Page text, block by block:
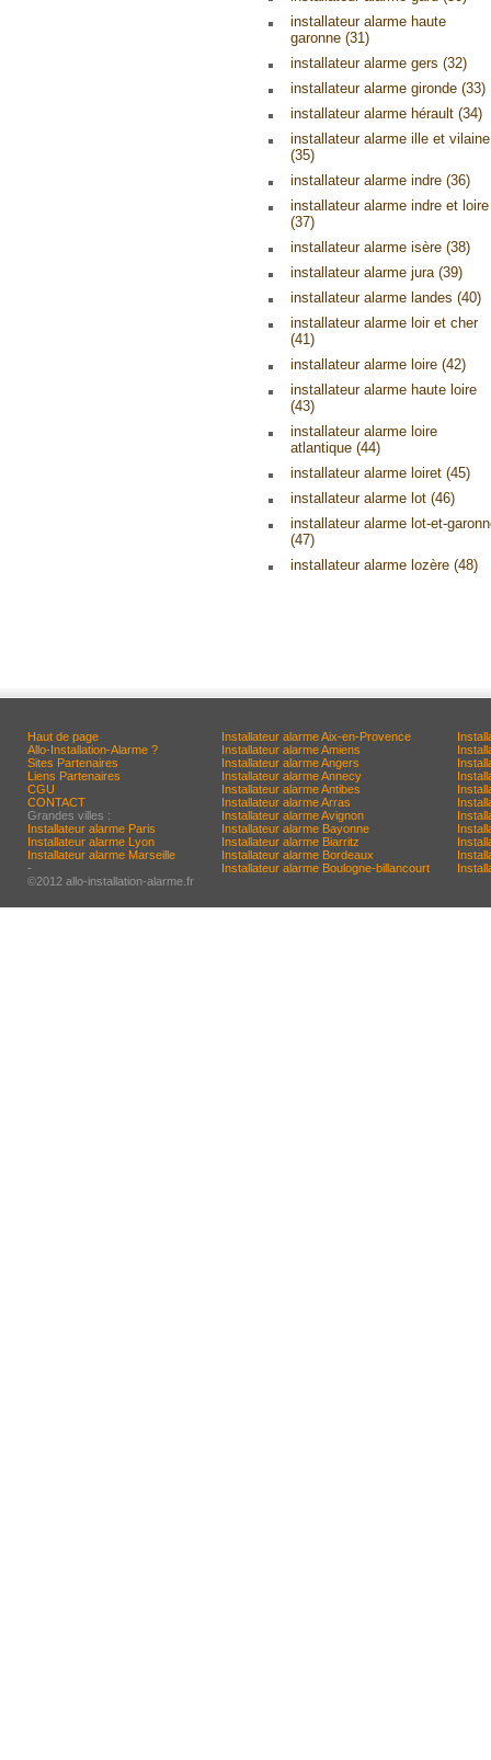
installateur alarme haute
garonne (31)
installateur alarme gers (32)
installateur alarme gironde (33)
installateur alarme hérault (34)
installateur alarme ille et vilaine
(35)
installateur alarme indre (36)
installateur alarme indre et loire
(37)
installateur alarme isère (38)
installateur alarme jura (39)
installateur alarme landes (40)
installateur alarme loir et cher
(41)
installateur alarme loire (42)
installateur alarme haute loire
(43)
installateur alarme loire
atlantique (44)
installateur alarme loiret (45)
installateur alarme lot (46)
installateur alarme lot-et-
(47)
installateur alarme lozère (48)
Haut de page
Allo-Installation-Alarme ?
Sites Partenaires
Liens Partenaires
CGU
CONTACT
Grandes villes :
Installateur alarme Paris
Installateur alarme Lyon
Installateur alarme Marseille
-
©2012 allo-installation-alarme.fr
Installateur alarme Aix-en-Provence
Installateur alarme Amiens
Installateur alarme Angers
Installateur alarme Annecy
Installateur alarme Antibes
Installateur alarme Arras
Installateur alarme Avignon
Installateur alarme Bayonne
Installateur alarme Biarritz
Installateur alarme Bordeaux
Installateur alarme Boulogne-billancourt